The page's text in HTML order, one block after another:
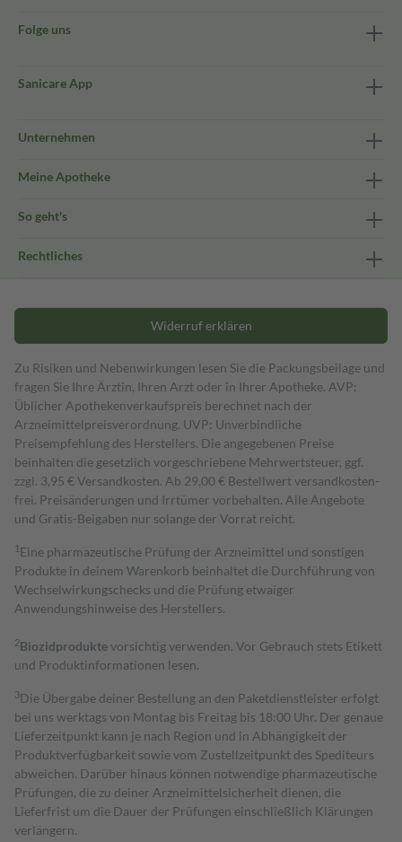
Folge uns
Sanicare App
Unternehmen
Meine Apotheke
So geht's
Rechtliches
Widerruf erklären
Zu Risiken und Nebenwirkungen lesen Sie die Packungsbeilage und
fragen Sie Ihre Ärztin, Ihren Arzt oder in Ihrer Apotheke. AVP:
Üblicher Apothekenverkaufspreis berechnet nach der
Arzneimittelpreisverordnung. UVP: Unverbindliche
Preisempfehlung des Herstellers. Die angegebenen Preise
beinhalten die gesetzlich vorgeschriebene Mehrwertsteuer, ggf.
zzgl. 3,95 € Versandkosten. Ab 29,00 € Bestell­wert versand­kosten­
frei. Preisänderungen und Irrtümer vorbehalten. Alle Angebote
und Gratis-Beigaben nur solange der Vorrat reicht.
1 Eine pharmazeutische Prüfung der Arzneimittel und sonstigen
Produkte in deinem Warenkorb beinhaltet die Durchführung von
Wechselwirkungschecks und die Prüfung etwaiger
Anwendungshinweise des Herstellers.
2Biozidproduktevorsichtig verwenden. Vor Gebrauch stets Etikett
und Produktinformationen lesen.
3Die Übergabe deiner Bestellung an den Paketdienstleister erfolgt
bei uns werktags von Montag bis Freitag bis 18:00 Uhr. Der genaue
Lieferzeitpunkt kann je nach Region und in Abhängigkeit der
Produktverfügbarkeit sowie vom Zustellzeitpunkt des Spediteurs
abweichen. Darüber hinaus können notwendige pharmazeutische
Prüfungen, die zu deiner Arzneimittelsicherheit dienen, die
Lieferfrist um die Dauer der Prüfungen einschließlich Klärungen
verlängern.